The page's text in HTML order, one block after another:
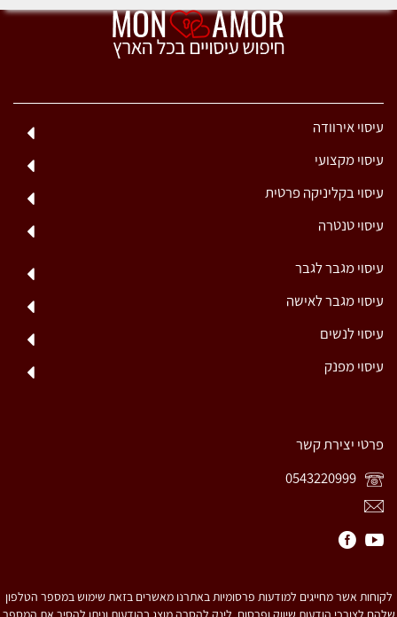
עיסוי אירוודה
עיסוי מקצועי
עיסוי בקליניקה פרטית
עיסוי טנטרה
עיסוי מגבר לגבר
עיסוי מגבר לאישה
עיסוי לנשים
עיסוי מפנק
פרטי יצירת קשר
לקוחות אשר מחייגים למודעות פרסומיות באתרנו מאשרים בזאת שימוש במספר הטלפון